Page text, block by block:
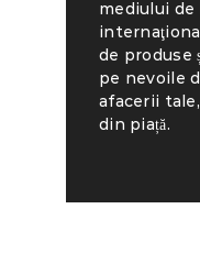
mediului de
de produse
pe nevoile
afacerii
din piață.